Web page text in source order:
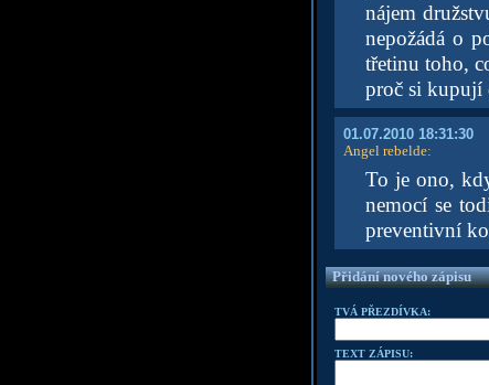
nájem
nepožádá o
třetinu toho,
proč si kupují
01.07.2010 18:31:30
Angel rebelde:
To je ono,
nemocí se
preventivní
Přidání nového zápisu
TVÁ PŘEZDÍVKA:
TEXT ZÁPISU: